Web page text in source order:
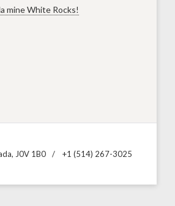
mine White Rocks!
J0V 1B0 +1 (514) 267-3025